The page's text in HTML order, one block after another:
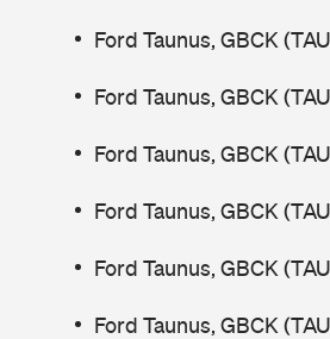
Ford Taunus, GBCK
Ford Taunus, GBCK
Ford Taunus, GBCK
Ford Taunus, GBCK
Ford Taunus, GBCK
Ford Taunus, GBCK